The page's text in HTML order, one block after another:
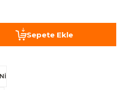
Sepete Ekle